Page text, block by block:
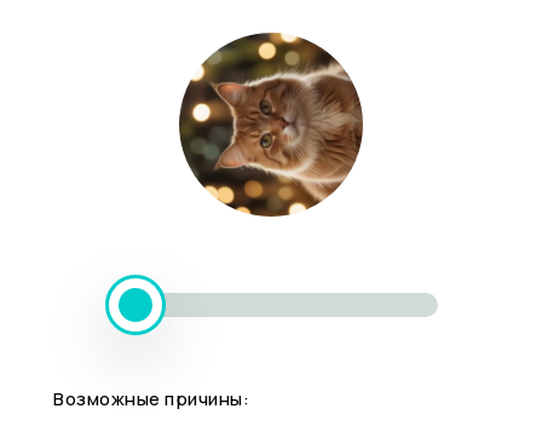
Возможные причины: